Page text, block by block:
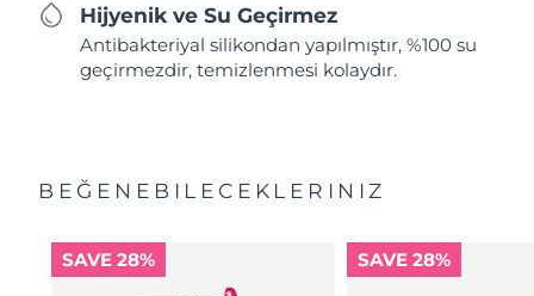
Hijyenik ve Su Geçirmez
Antibakteriyal silikondan yapılmıştır, %100 su
geçirmezdir, temizlenmesi kolaydır.
BEĞENEBILECEKLERINIZ
SAVE 28% SAVE 28%